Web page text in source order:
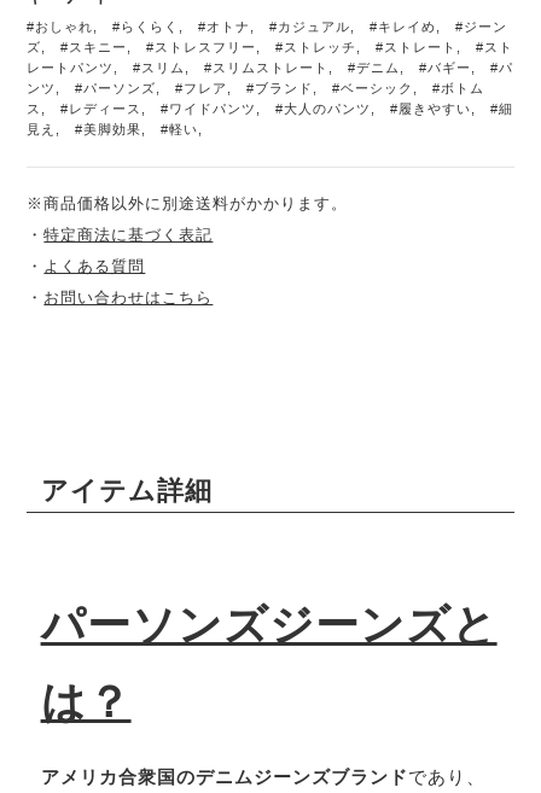
#おしゃれ ,#らくらく ,#オトナ ,#カジュアル ,#キレイめ ,#ジーン
ズ
,#スキニー ,#ストレスフリー ,#ストレッチ ,#ストレート ,#スト
レートパンツ
,#スリム ,#スリムストレート ,#デニム ,#バギー ,#パ
ンツ
,#パーソンズ ,#フレア ,#ブランド ,#ベーシック ,#ボトム
ス
,#レディース ,#ワイドパンツ ,#大人のパンツ ,#履きやすい ,#細
見え
,#美脚効果 ,#軽い
※商品価格以外に別途送料がかかります。
・特定商法に基づく表記
・ よくある質問
・ お問い合わせはこちら
アイテム詳細
パーソンズジーンズと
は？
アメリカ合衆国のデニムジーンズブランドであり、